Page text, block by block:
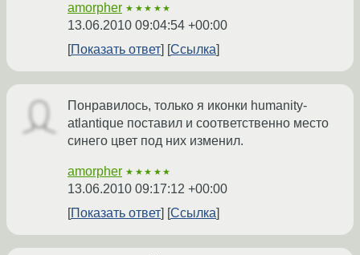
amorpher ★★★★★
13.06.2010 09:04:54 +00:00
Показать ответ
Ссылка
Понравилось, только я иконки humanity-
atlantique поставил и соответственно место
синего цвет под них изменил.
amorpher ★★★★★
13.06.2010 09:17:12 +00:00
Показать ответ
Ссылка